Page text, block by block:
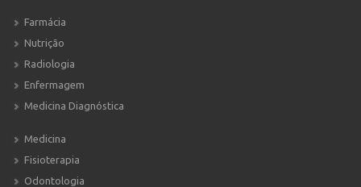
Farmácia
Nutrição
Radiologia
Enfermagem
Medicina Diagnóstica
Medicina
Fisioterapia
Odontologia